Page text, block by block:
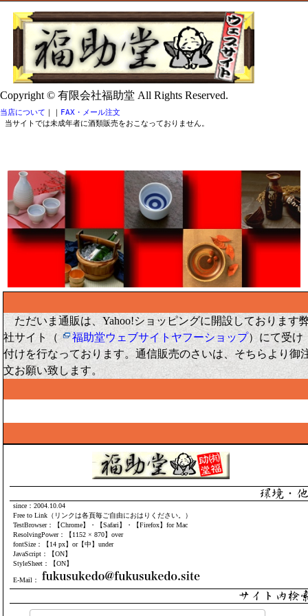
Copyright © 有限会社福助堂 All Rights Reserved.
当店について ｜ ｜ FAX・メール注文
当サイトでは未成年者に酒類販売をおこなっておりません。
ただいま通販は、Yahoo!ショッピングに開設しております
社サイト（
福助堂ウェブサイトヤフーショップ）にて受け
付けを行なっております。通信販売のさいは、そちらより御
文お願い致します。
since：2004.10.04
Free to Link（リンクは各頁毎ご自由におはりください。）
TestBrowser：【Chrome】・【Safari】・【Firefox】for Mac
ResolvingPower：【1152 × 870】over
fontSize：【14 px】or【中】under
JavaScript：【ON】
StyleSheet：【ON】
E-Mail：